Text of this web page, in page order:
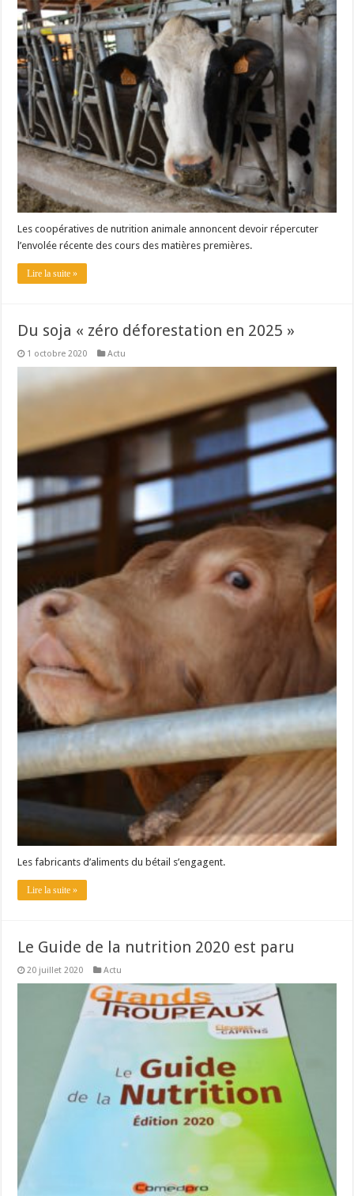
Un été fructueux pour Lactalis
Les coopératives de nutrition animale annoncent devoir répercuter
l’envolée récente des cours des matières premières.
Lire la suite »
Du soja « zéro déforestation en 2025 »
1 octobre 2020 Actu
Les fabricants d’aliments du bétail s’engagent.
Lire la suite »
Le Guide de la nutrition 2020 est paru
20 juillet 2020 Actu